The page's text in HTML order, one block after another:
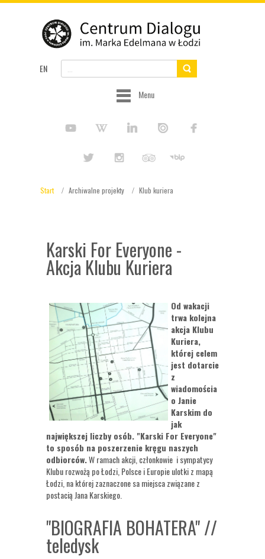
EN
Menu
Start Archiwalne projekty Klub kuriera
Karski For Everyone -
Akcja Klubu Kuriera
Od wakacji
trwa kolejna
akcja Klubu
Kuriera,
której celem
jest dotarcie
z
wiadomościa
o Janie
Karskim do
jak
największej liczby osób. "Karski For Everyone"
to sposób na poszerzenie kręgu naszych
odbiorców.W ramach akcji, członkowie i sympatycy
Klubu rozwożą po Łodzi, Polsce i Europie ulotki z mapą
Łodzi, na której zaznaczone sa miejsca związane z
postacią Jana Karskiego.
"BIOGRAFIA BOHATERA" //
teledysk